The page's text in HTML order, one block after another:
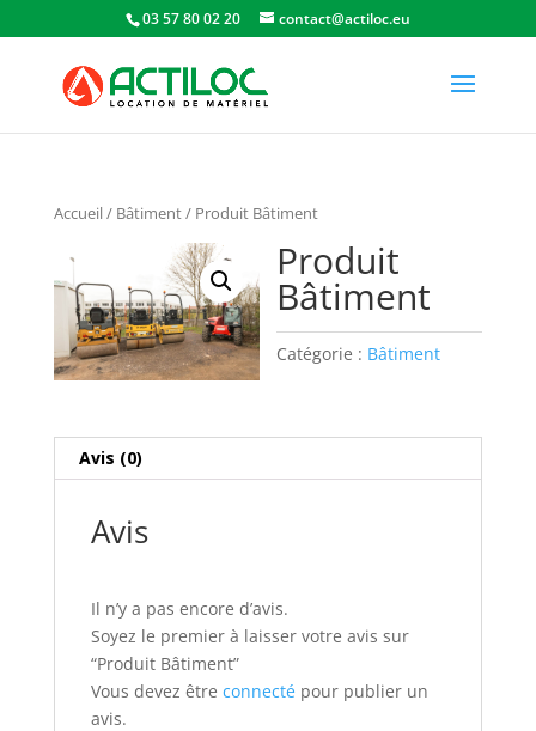
03 57 80 02 20 contact@actiloc.eu
Accueil/ Bâtiment/ Produit Bâtiment
Produit
Bâtiment
Catégorie : Bâtiment
Avis (0)
Avis
Il n’y a pas encore d’avis.
Soyez le premier à laisser votre avis sur
“Produit Bâtiment”
Vous devez être connectépour publier un
avis.